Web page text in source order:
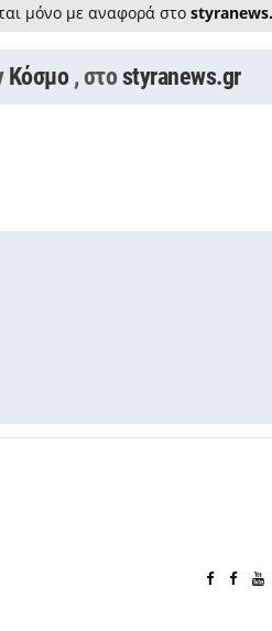
μόνο με αναφορά στο
Κόσμο , στο styranews.gr